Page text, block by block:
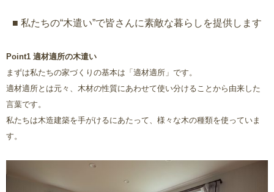
■ 私たちの“木遣い”で皆さんに素敵な暮らしを提供します
Point1 適材適所の木遣い
まずは私たちの家づくりの基本は「適材適所」です。
適材適所とは元々、木材の性質にあわせて使い分けることから由来した
言葉です。
私たちは木造建築を手がけるにあたって、様々な木の種類を使っていま
す。